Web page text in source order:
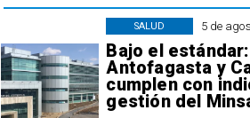
5 de
Bajo el
Antofagasta y
cumplen con
gestión del
SALUD